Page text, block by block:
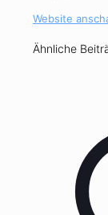
Website
Ähnliche